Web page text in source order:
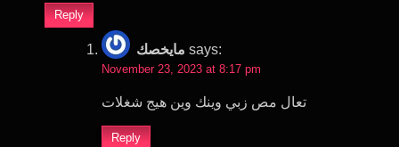
Reply
مايخصك says:
November 23, 2023 at 8:17 pm
تعال مص زبي وينك وين هيج شغلات
Reply